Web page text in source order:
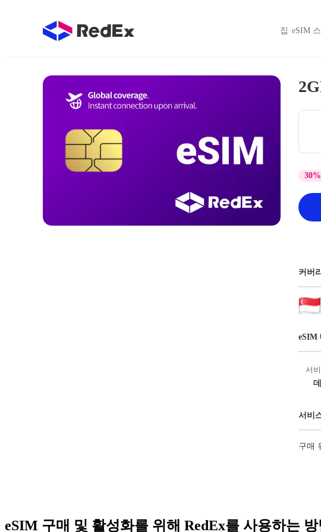
집 eSIM
커버
eSIM
서
서비
구매
eSIM 구매 및 활성화를 위해 RedEx를 사용하는